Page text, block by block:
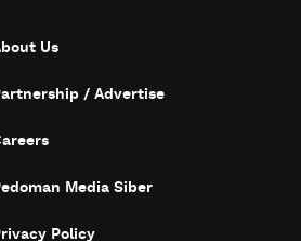
Us
/ Advertise
Media Siber
Policy